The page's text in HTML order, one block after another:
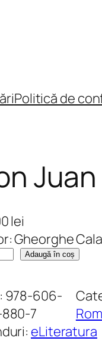
Politică de
lei
Gheorghe
Adaugă în coș
978-606-
7
eLiteratura